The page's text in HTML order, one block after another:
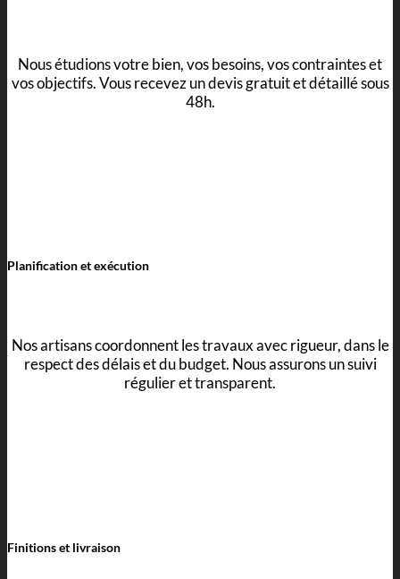
Nous étudions votre bien, vos besoins, vos contraintes et
vos objectifs. Vous recevez un devis gratuit et détaillé sous
48h.
Planification et exécution
Nos artisans coordonnent les travaux avec rigueur, dans le
respect des délais et du budget. Nous assurons un suivi
régulier et transparent.
Finitions et livraison